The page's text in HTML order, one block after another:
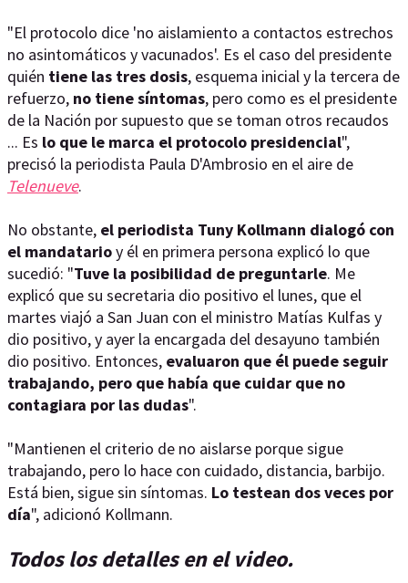
"El protocolo dice 'no aislamiento a contactos estrechos
no asintomáticos y vacunados'. Es el caso del presidente
quién tiene las tres dosis, esquema inicial y la tercera de
refuerzo, no tiene síntomas, pero como es el presidente
de la Nación por supuesto que se toman otros recaudos
... Es lo que le marca el protocolo presidencial",
precisó la periodista Paula D'Ambrosio en el aire de
Telenueve.
No obstante, el periodista Tuny Kollmann dialogó con
el mandatarioy él en primera persona explicó lo que
sucedió: "Tuve la posibilidad de preguntarle. Me
explicó que su secretaria dio positivo el lunes, que el
martes viajó a San Juan con el ministro Matías Kulfas y
dio positivo, y ayer la encargada del desayuno también
dio positivo. Entonces, evaluaron que él puede seguir
trabajando, pero que había que cuidar que no
contagiara por las dudas".
"Mantienen el criterio de no aislarse porque sigue
trabajando, pero lo hace con cuidado, distancia, barbijo.
Está bien, sigue sin síntomas. Lo testean dos veces por
día", adicionó Kollmann.
Todos los detalles en el video.